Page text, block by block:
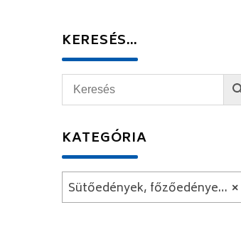
KERESÉS…
KATEGÓRIA
×
Sütőedények, főzőedények és fedők